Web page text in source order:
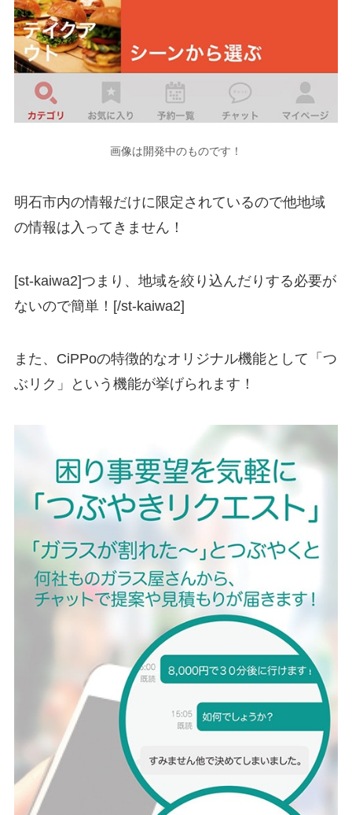
画像は開発中のものです！
明石市内の情報だけに限定されているので他地域
の情報は入ってきません！
[st-kaiwa2]つまり、地域を絞り込んだりする必要が
ないので簡単！[/st-kaiwa2]
また、CiPPoの特徴的なオリジナル機能として「つ
ぶリク」という機能が挙げられます！